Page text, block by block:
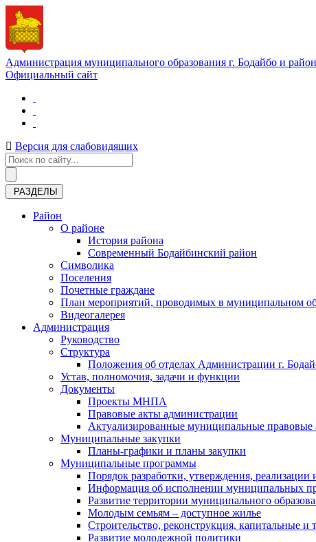
Администрация муниципального образования г. Бодайбо и
Официальный сайт
Версия для слабовидящих
РАЗДЕЛЫ
Район
О районе
История района
Современный Бодайбинский район
Символика
Поселения
Почетные граждане
План мероприятий, проводимых в муниципальном
Видеогалерея
Администрация
Руководство
Структура
Положения об отделах Администрации г.
Устав, полномочия, задачи и функции
Документы
Проекты МНПА
Правовые акты администрации
Актуализированные муниципальные правовые
Муниципальные закупки
Планы-графики и планы закупки
Муниципальные программы
Порядок разработки, утверждения,
Информация об исполнении муниципальных
Развитие территории муниципального
Молодым семьям – доступное жилье
Строительство, реконструкция, капитальные
Развитие молодежной политики